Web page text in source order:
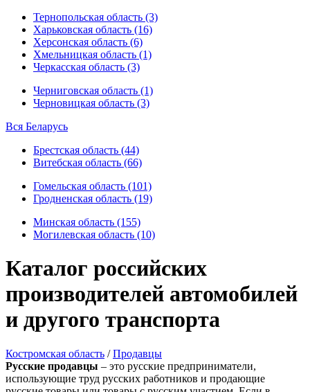
Тернопольская область (3)
Харьковская область (16)
Херсонская область (6)
Хмельницкая область (1)
Черкасская область (3)
Черниговская область (1)
Черновицкая область (3)
Вся Беларусь
Брестская область (44)
Витебская область (66)
Гомельская область (101)
Гродненская область (19)
Минская область (155)
Могилевская область (10)
Каталог российских
производителей автомобилей
и другого транспорта
Костромская область /Продавцы
Русские продавцы – это русские предприниматели,
использующие труд русских работников и продающие